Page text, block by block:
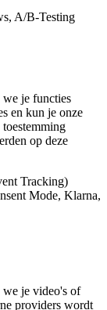
A/B-Testing
we je functies
en kun je onze
op deze
Tracking)
Mode, Klarna,
we je video's of
providers wordt